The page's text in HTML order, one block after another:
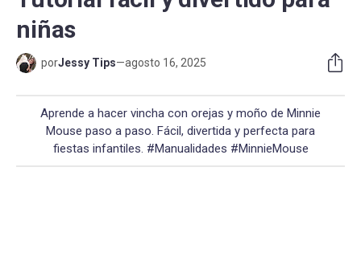
niñas
porJessy Tips—agosto 16, 2025
Aprende a hacer vincha con orejas y moño de Minnie
Mouse paso a paso. Fácil, divertida y perfecta para
fiestas infantiles. #Manualidades #MinnieMouse